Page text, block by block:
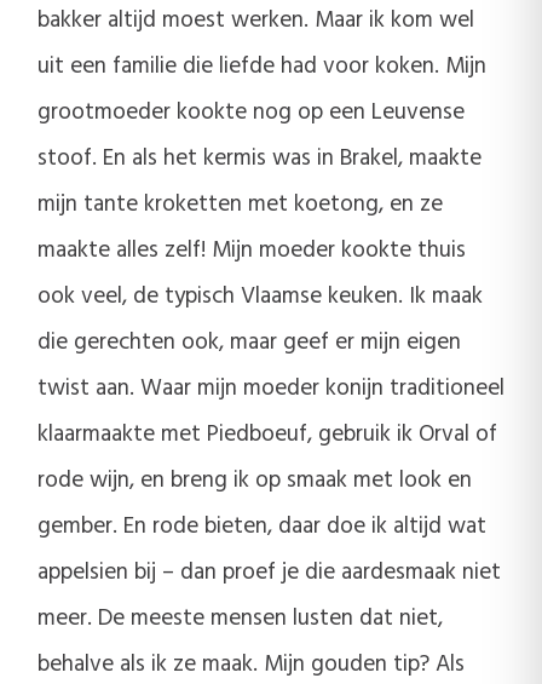
bakker altijd moest werken. Maar ik kom wel
uit een familie die liefde had voor koken. Mijn
grootmoeder kookte nog op een Leuvense
stoof. En als het kermis was in Brakel, maakte
mijn tante kroketten met koetong, en ze
maakte alles zelf! Mijn moeder kookte thuis
ook veel, de typisch Vlaamse keuken. Ik maak
die gerechten ook, maar geef er mijn eigen
twist aan. Waar mijn moeder konijn traditioneel
klaarmaakte met Piedboeuf, gebruik ik Orval of
rode wijn, en breng ik op smaak met look en
gember. En rode bieten, daar doe ik altijd wat
appelsien bij – dan proef je die aardesmaak niet
meer. De meeste mensen lusten dat niet,
behalve als ik ze maak. Mijn gouden tip? Als